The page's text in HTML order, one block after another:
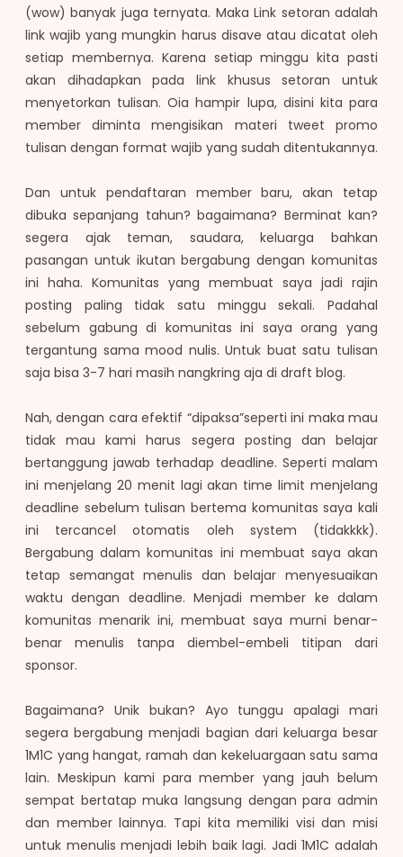
(wow) banyak juga ternyata. Maka Link setoran adalah
link wajib yang mungkin harus disave atau dicatat oleh
setiap membernya. Karena setiap minggu kita pasti
akan dihadapkan pada link khusus setoran untuk
menyetorkan tulisan. Oia hampir lupa, disini kita para
member diminta mengisikan materi tweet promo
tulisan dengan format wajib yang sudah ditentukannya.
Dan untuk pendaftaran member baru, akan tetap
dibuka sepanjang tahun? bagaimana? Berminat kan?
segera ajak teman, saudara, keluarga bahkan
pasangan untuk ikutan bergabung dengan komunitas
ini haha. Komunitas yang membuat saya jadi rajin
posting paling tidak satu minggu sekali. Padahal
sebelum gabung di komunitas ini saya orang yang
tergantung sama mood nulis. Untuk buat satu tulisan
saja bisa 3-7 hari masih nangkring aja di draft blog.
Nah, dengan cara efektif “dipaksa”seperti ini maka mau
tidak mau kami harus segera posting dan belajar
bertanggung jawab terhadap deadline. Seperti malam
ini menjelang 20 menit lagi akan time limit menjelang
deadline sebelum tulisan bertema komunitas saya kali
ini tercancel otomatis oleh system (tidakkkk).
Bergabung dalam komunitas ini membuat saya akan
tetap semangat menulis dan belajar menyesuaikan
waktu dengan deadline. Menjadi member ke dalam
komunitas menarik ini, membuat saya murni benar-
benar menulis tanpa diembel-embeli titipan dari
sponsor.
Bagaimana? Unik bukan? Ayo tunggu apalagi mari
segera bergabung menjadi bagian dari keluarga besar
1M1C yang hangat, ramah dan kekeluargaan satu sama
lain. Meskipun kami para member yang jauh belum
sempat bertatap muka langsung dengan para admin
dan member lainnya. Tapi kita memiliki visi dan misi
untuk menulis menjadi lebih baik lagi. Jadi 1M1C adalah